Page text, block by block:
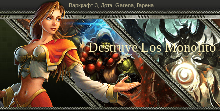
Варкрафт 3, Дота, Garena, Гарена
Destruye Los Monolito